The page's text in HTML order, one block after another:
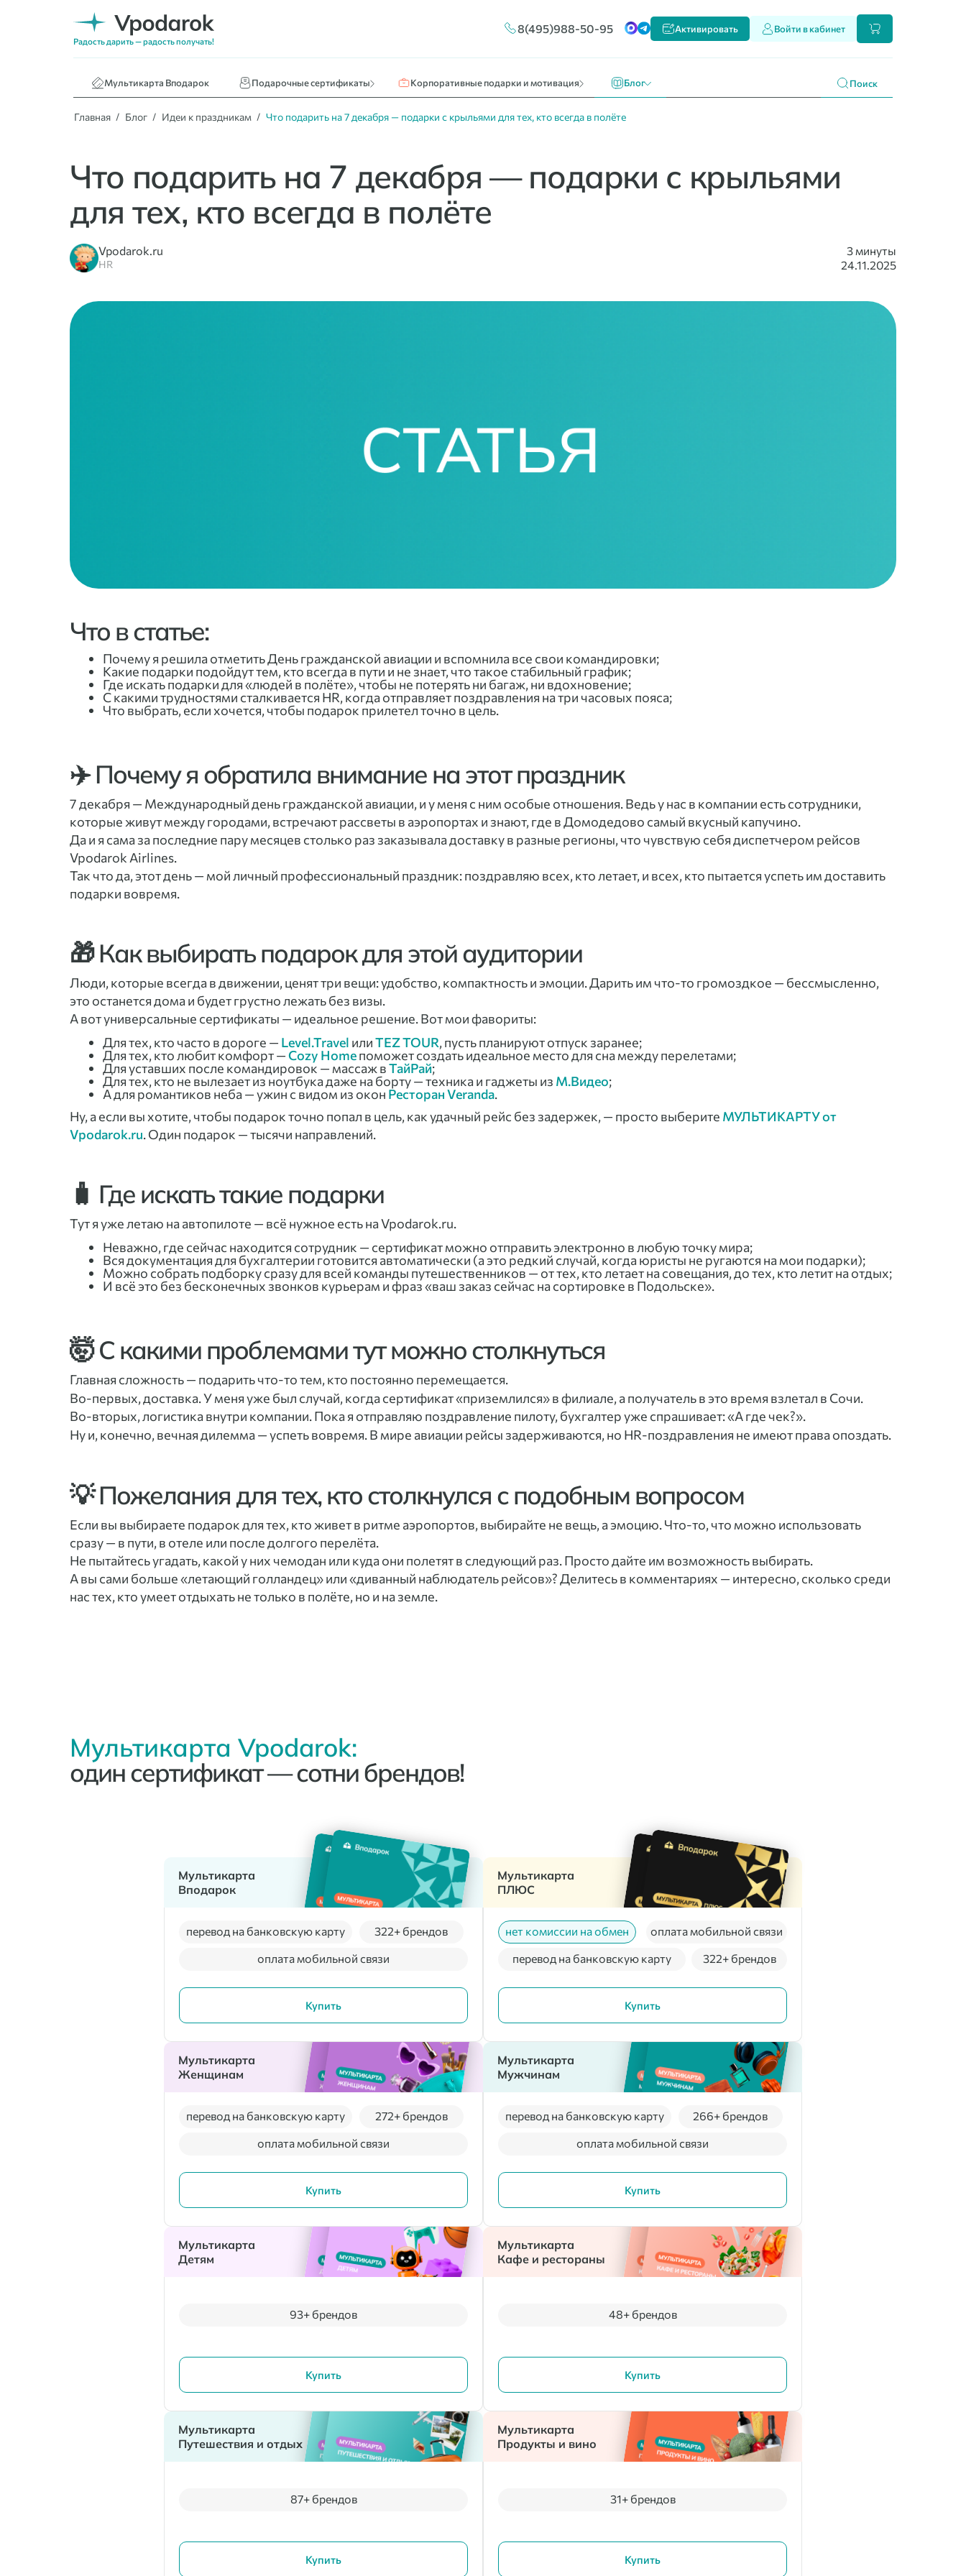
Радость дарить — радость получать!
8(495)988-50-95 Активировать Войти в кабинет
Мультикарта Вподарок Подарочные сертификаты
Кино, театр, развлечения
Книги
Корпоративные подарки и мотивация
Массовые выплаты
Блог
О нас и наших продуктах
Идеи к праздникам
Поиск
Главная Блог Идеи к праздникам Что подарить на 7 декабря — подарки с крыльями для тех, кто всегда в полёте
Что подарить на 7 декабря — подарки с крыльями
для тех, кто всегда в полёте
Vpodarok.ru
HR
3 минуты
24.11.2025
Что в статье:
Почему я решила отметить День гражданской авиации и вспомнила все свои командировки;
Какие подарки подойдут тем, кто всегда в пути и не знает, что такое стабильный график;
Где искать подарки для «людей в полёте», чтобы не потерять ни багаж, ни вдохновение;
С какими трудностями сталкивается HR, когда отправляет поздравления на три часовых пояса;
Что выбрать, если хочется, чтобы подарок прилетел точно в цель.
✈️ Почему я обратила внимание на этот праздник
7 декабря — Международный день гражданской авиации, и у меня с ним особые отношения. Ведь у нас в компании есть сотрудники,
которые живут между городами, встречают рассветы в аэропортах и знают, где в Домодедово самый вкусный капучино.
Да и я сама за последние пару месяцев столько раз заказывала доставку в разные регионы, что чувствую себя диспетчером рейсов
Vpodarok Airlines.
Так что да, этот день — мой личный профессиональный праздник: поздравляю всех, кто летает, и всех, кто пытается успеть им доставить
подарки вовремя.
🎁 Как выбирать подарок для этой аудитории
Люди, которые всегда в движении, ценят три вещи: удобство, компактность и эмоции. Дарить им что-то громоздкое — бессмысленно,
это останется дома и будет грустно лежать без визы.
А вот универсальные сертификаты — идеальное решение. Вот мои фавориты:
Для тех, кто часто в дороге — Level.Travel илиTEZ TOUR, пусть планируют отпуск заранее;
Для тех, кто любит комфорт —Cozy Homeпоможет создать идеальное место для сна между перелетами;
Для уставших после командировок — массаж вТайРай;
Для тех, кто не вылезает из ноутбука даже на борту — техника и гаджеты из М.Видео;
А для романтиков неба — ужин с видом из окон Ресторан Veranda.
Ну, а если вы хотите, чтобы подарок точно попал в цель, как удачный рейс без задержек, — просто выберите МУЛЬТИКАРТУ от
Vpodarok.ru. Один подарок — тысячи направлений.
🧳 Где искать такие подарки
Тут я уже летаю на автопилоте — всё нужное есть на Vpodarok.ru.
Неважно, где сейчас находится сотрудник — сертификат можно отправить электронно в любую точку мира;
Вся документация для бухгалтерии готовится автоматически (а это редкий случай, когда юристы не ругаются на мои подарки);
Можно собрать подборку сразу для всей команды путешественников — от тех, кто летает на совещания, до тех, кто летит на отдых;
И всё это без бесконечных звонков курьерам и фраз «ваш заказ сейчас на сортировке в Подольске».
🤯 С какими проблемами тут можно столкнуться
Главная сложность — подарить что-то тем, кто постоянно перемещается.
Во-первых, доставка. У меня уже был случай, когда сертификат «приземлился» в филиале, а получатель в это время взлетал в Сочи.
Во-вторых, логистика внутри компании. Пока я отправляю поздравление пилоту, бухгалтер уже спрашивает: «А где чек?».
Ну и, конечно, вечная дилемма — успеть вовремя. В мире авиации рейсы задерживаются, но HR-поздравления не имеют права опоздать.
💡 Пожелания для тех, кто столкнулся с подобным вопросом
Если вы выбираете подарок для тех, кто живет в ритме аэропортов, выбирайте не вещь, а эмоцию. Что-то, что можно использовать
сразу — в пути, в отеле или после долгого перелёта.
Не пытайтесь угадать, какой у них чемодан или куда они полетят в следующий раз. Просто дайте им возможность выбирать.
А вы сами больше «летающий голландец» или «диванный наблюдатель рейсов»? Делитесь в комментариях — интересно, сколько среди
нас тех, кто умеет отдыхать не только в полёте, но и на земле.
Мультикарта Vpodarok:
один сертификат — сотни брендов!
Мультикарта
Вподарок
оплата мобильной связи
перевод на банковскую карту 322+ брендов
Купить
Мультикарта
ПЛЮС
нет комиссии на обмен
оплата мобильной связи
перевод на банковскую карту
322+ брендов
Купить
Мультикарта
Женщинам
оплата мобильной связи
перевод на банковскую карту 272+ брендов
Купить
Мультикарта
Мужчинам
оплата мобильной связи
перевод на банковскую карту 266+ брендов
Купить
Мультикарта
Детям
93+ брендов
Купить
Мультикарта
Кафе и рестораны
48+ брендов
Купить
Мультикарта
Путешествия и отдых
87+ брендов
Купить
Мультикарта
Продукты и вино
31+ брендов
Купить